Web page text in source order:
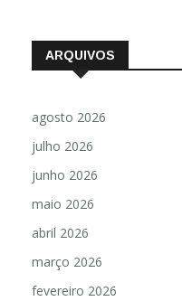
ARQUIVOS
agosto 2026
julho 2026
junho 2026
maio 2026
abril 2026
março 2026
fevereiro 2026